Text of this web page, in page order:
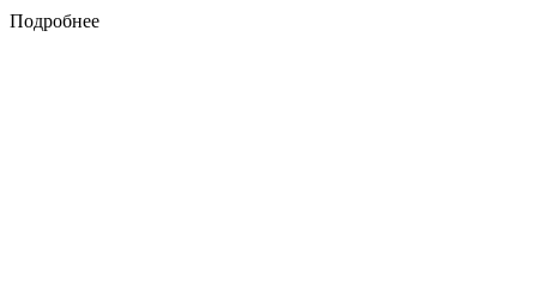
Подробнее